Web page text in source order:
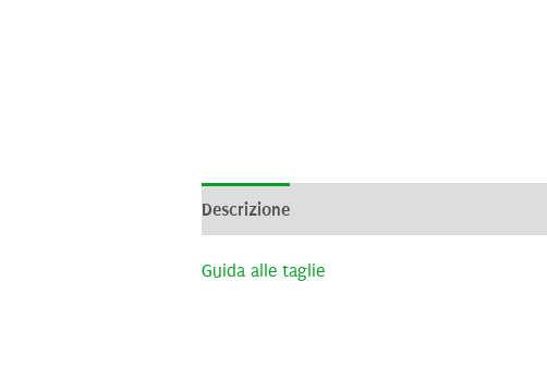
Descrizione
Guida alle taglie